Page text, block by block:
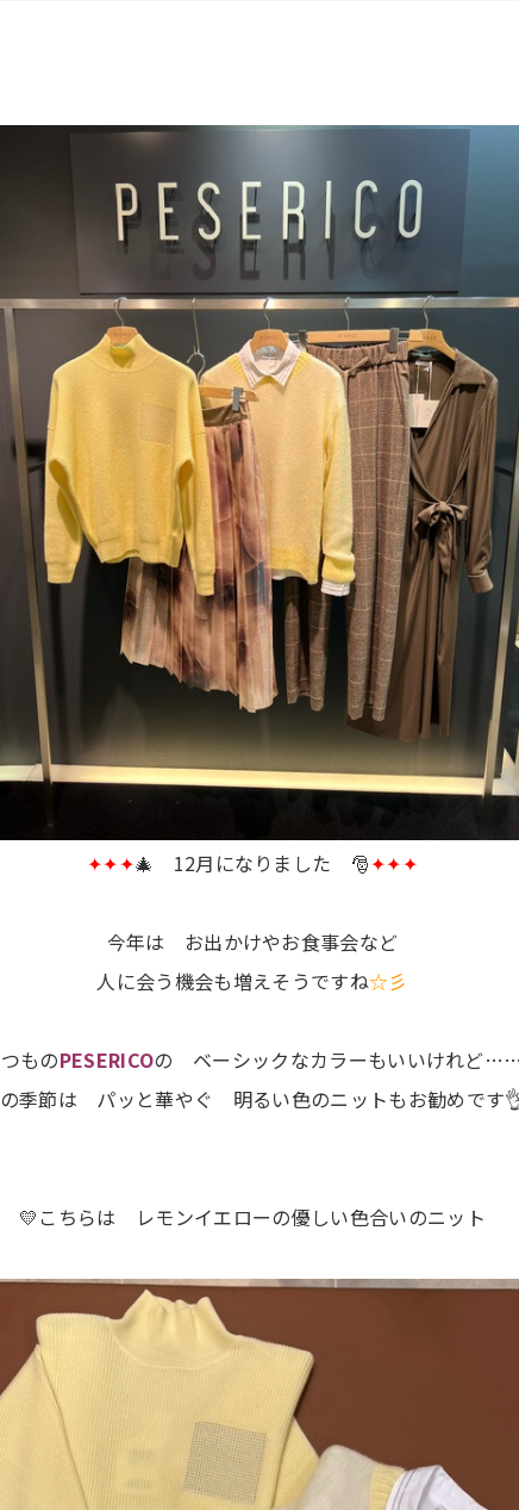
✦✦✦🎄 12月になりました 🎅✦✦✦
今年は お出かけやお食事会など
人に会う機会も増えそうですね☆彡
ものPESERICOの ベーシックなカラーもいいけれど
季節は パッと華やぐ 明るい色のニットもお勧めです
💛こちらは レモンイエローの優しい色合いのニット